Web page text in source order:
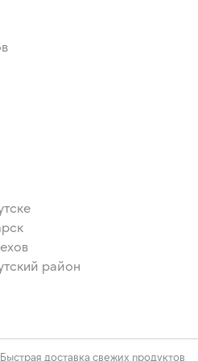
район
доставка свежих продуктов